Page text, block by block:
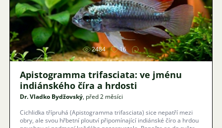
Obrázek
2484 16
Apistogramma trifasciata: ve jménu
indiánského číra a hrdosti
Dr. Vladko Bydžovský, před 2 měsíci
Cichlidka třípruhá (Apistogramma trifasciata) sice nepatří mezi
obry, ale svou hřbetní ploutví připomínající indiánské číro a hrdou